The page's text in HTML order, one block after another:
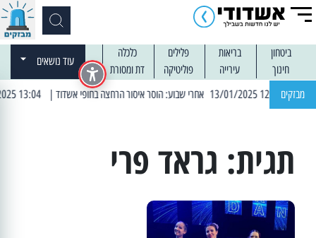
ביטחון בריאות פלילים
כלכלה
חינוך
עירייה פוליטיקה דת ומסורת
עוד נושאים
מבזקים
| 12:14 13/01/2025 אחרי שבוע: הוסר איסור הרחצה בחופי אשדוד | 13:04 14/01/2025 עובדים בלילות: עבודות קרצוף וריבוד אספלט
תגית: גראד פרי